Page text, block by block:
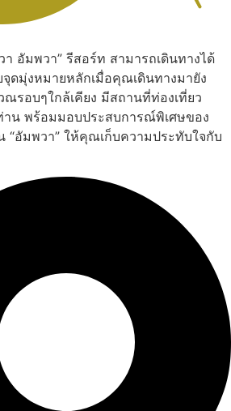
า อัมพวา” รีสอร์ท สามารถเดินทางได้
ดมุ่งหมายหลักเมื่อคุณเดินทางมายัง
ณรอบๆใกล้เคียง มีสถานที่ท่องเที่ยว
น พร้อมมอบประสบการณ์พิเศษของ
“อัมพวา” ให้คุณเก็บความประทับใจกับ